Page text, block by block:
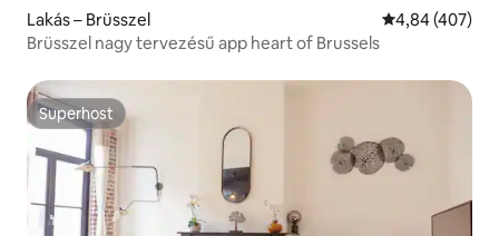
Lakás – Brüsszel Átlagos
4,84 (407)
Brüsszel nagy tervezésű app heart of Brussels
Superhost
Superhost